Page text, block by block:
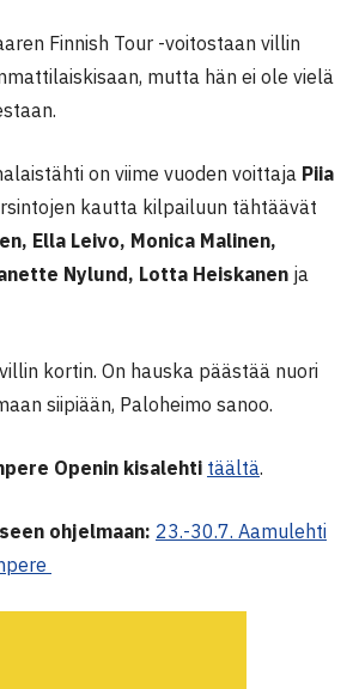
Finnish Tour -voitostaan villin
mutta hän ei ole vielä
on viime vuoden voittaja Piia
kautta kilpailuun tähtäävät
Ella Leivo, Monica Malinen,
Nylund, Lotta Heiskanen ja
kortin. On hauska päästää nuori
siipiään, Paloheimo sanoo.
Openin kisalehti täältä.
ohjelmaan: 23.-30.7. Aamulehti